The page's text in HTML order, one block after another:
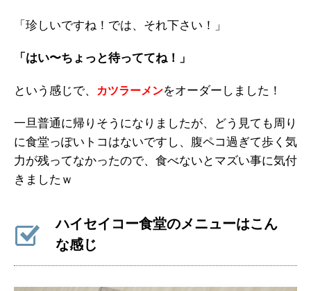
「珍しいですね！では、それ下さい！」
「はい〜ちょっと待っててね！」
という感じで、 カツラーメンをオーダーしました！
一旦普通に帰りそうになりましたが、どう見ても周り
に食堂っぽいトコはないですし、腹ペコ過ぎて歩く気
力が残ってなかったので、食べないとマズい事に気付
きましたｗ
ハイセイコー食堂のメニューはこん
な感じ